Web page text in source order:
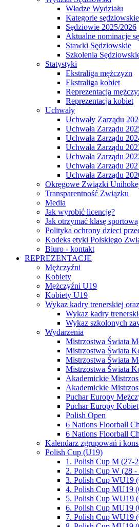
Władze Wydziału
Kategorie sędziowskie
Sędziowie 2025/2026
Aktualne nominacje
Stawki Sędziowskie
Szkolenia
Statystyki
Ekstraliga mężczyzn
Ekstraliga kobiet
Reprezentacja
Reprezentacja kobiet
Uchwały
Uchwały Zarządu
Uchwała Zarządu
Uchwała Zarządu
Uchwała Zarządu
Uchwała Zarządu
Uchwała Zarządu
Uchwała Zarządu
Okręgowe Związki
Transparentność Związku
Media
Jak wyrobić licencję?
Jak otrzymać klasę
Polityka ochrony dzieci
Kodeks etyki Polskiego
Biuro - kontakt
REPREZENTACJE
Mężczyźni
Kobiety
Mężczyźni U19
Kobiety U19
Wykaz kadry trenerskiej
Wykaz kadry
Wykaz szkolonych
Wydarzenia
Mistrzostwa Świata
Mistrzostwa Świata
Mistrzostwa Świata
Mistrzostwa Świata
Akademickie
Akademickie
Puchar Europy
Puchar Europy Kobiet
Polish Open
6 Nations Floorball
6 Nations Floorball
Kalendarz zgrupowań i
Polish Cup (U19)
1. Polish Cup M (27-
2. Polish Cup W (28
3. Polish Cup WU19
4. Polish Cup MU19
5. Polish Cup WU19
6. Polish Cup MU19
7. Polish Cup WU19